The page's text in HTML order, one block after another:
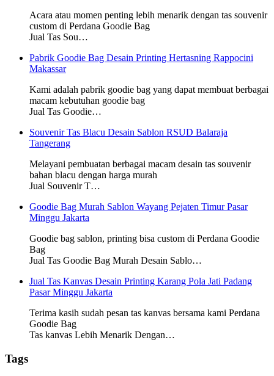
Acara atau momen penting lebih menarik dengan tas souvenir
custom di Perdana Goodie Bag
Jual Tas Sou…
Pabrik Goodie Bag Desain Printing Hertasning Rappocini
Makassar
Kami adalah pabrik goodie bag yang dapat membuat berbagai
macam kebutuhan goodie bag
Jual Tas Goodie…
Souvenir Tas Blacu Desain Sablon RSUD Balaraja
Tangerang
Melayani pembuatan berbagai macam desain tas souvenir
bahan blacu dengan harga murah
Jual Souvenir T…
Goodie Bag Murah Sablon Wayang Pejaten Timur Pasar
Minggu Jakarta
Goodie bag sablon, printing bisa custom di Perdana Goodie
Bag
Jual Tas Goodie Bag Murah Desain Sablo…
Jual Tas Kanvas Desain Printing Karang Pola Jati Padang
Pasar Minggu Jakarta
Terima kasih sudah pesan tas kanvas bersama kami Perdana
Goodie Bag
Tas kanvas Lebih Menarik Dengan…
Tags